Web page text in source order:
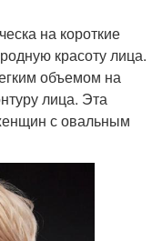
на короткие
красоту лица.
объемом на
лица. Эта
с овальным